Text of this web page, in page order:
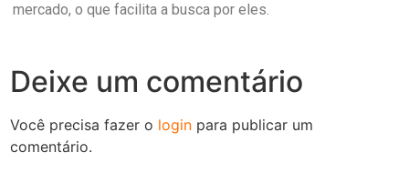
mercado, o que facilita a busca por eles.
Deixe um comentário
Você precisa fazer o login para publicar um
comentário.